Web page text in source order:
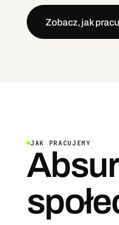
Zobacz, jak
JAK PRACUJEMY